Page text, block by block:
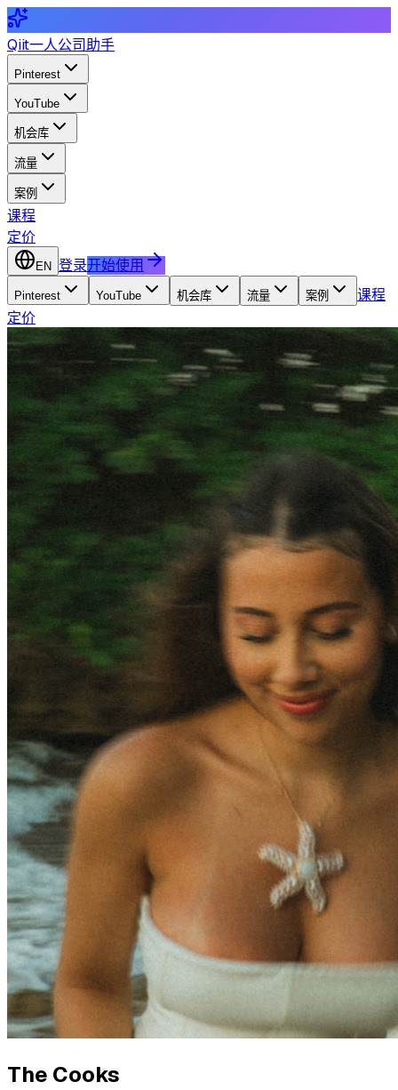
Qiit一人公司助手
Pinterest
YouTube
机会库
流量
案例
课程
定价
EN 登录开始使用
Pinterest YouTube 机会库 流量 案例
课程
定价
The Cooks